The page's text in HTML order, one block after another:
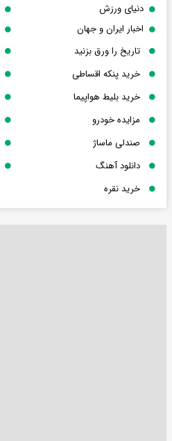
دنیای ورزش
اخبار ایران و جهان
تاریخ را ورق بزنید
خرید پنکه اقساطی
خرید بلیط هواپیما
مزایده خودرو
صندلی ماساژ
دانلود آهنگ
خرید نقره